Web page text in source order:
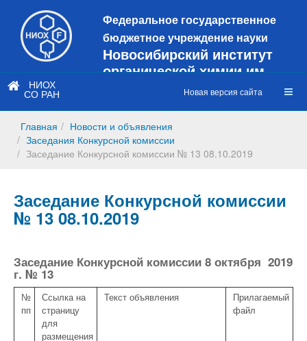
Федеральное государственное
бюджетное учреждение науки
Новосибирский институт
органической химии им.
Н.Н. Ворожцова
сайт
https://web3.nioch.nsc.ru/nioch/
НИОХ
СО РАН Новая версия сайта
Главная
Новости и объявления
Заседания Конкурсной комиссии
Заседание Конкурсной комиссии № 13 08.10.2019
Заседание Конкурсной комиссии
№ 13 08.10.2019
Заседание Конкурсной комиссии 8 октября 2019
г. № 13
№
пп
Ссылка на
страницу
для
размещения
Текст объявления
Прилагаемый
файл